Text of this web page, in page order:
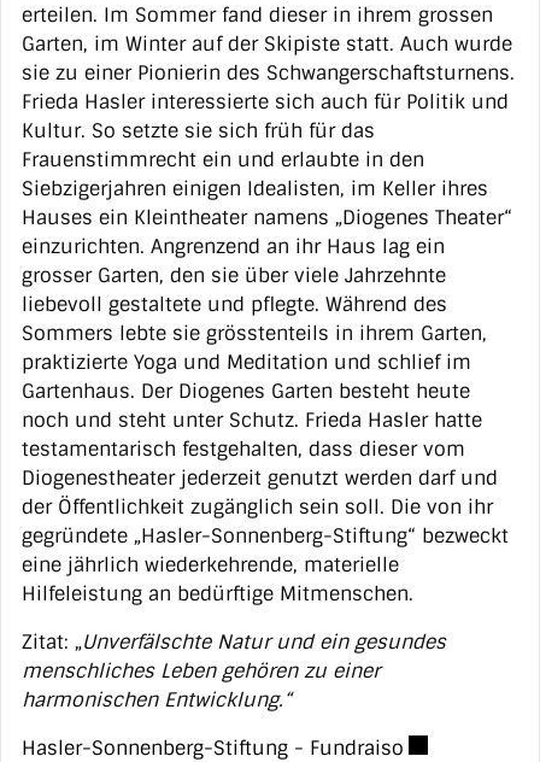
erteilen. Im Sommer fand dieser in ihrem grossen
Garten, im Winter auf der Skipiste statt. Auch wurde
sie zu einer Pionierin des Schwangerschaftsturnens.
Frieda Hasler interessierte sich auch für Politik und
Kultur. So setzte sie sich früh für das
Frauenstimmrecht ein und erlaubte in den
Siebzigerjahren einigen Idealisten, im Keller ihres
Hauses ein Kleintheater namens „Diogenes Theater“
einzurichten. Angrenzend an ihr Haus lag ein
grosser Garten, den sie über viele Jahrzehnte
liebevoll gestaltete und pflegte. Während des
Sommers lebte sie grösstenteils in ihrem Garten,
praktizierte Yoga und Meditation und schlief im
Gartenhaus. Der Diogenes Garten besteht heute
noch und steht unter Schutz. Frieda Hasler hatte
testamentarisch festgehalten, dass dieser vom
Diogenestheater jederzeit genutzt werden darf und
der Öffentlichkeit zugänglich sein soll. Die von ihr
gegründete „Hasler-Sonnenberg-Stiftung“ bezweckt
eine jährlich wiederkehrende, materielle
Hilfeleistung an bedürftige Mitmenschen.
Zitat: „Unverfälschte Natur und ein gesundes
menschliches Leben gehören zu einer
harmonischen Entwicklung.“
Hasler-Sonnenberg-Stiftung - Fundraiso